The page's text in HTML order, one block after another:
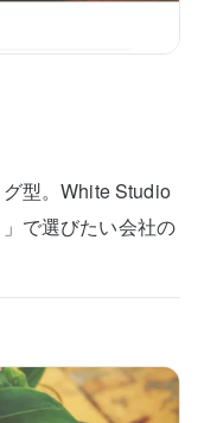
型。White Studio
で選びたい会社の